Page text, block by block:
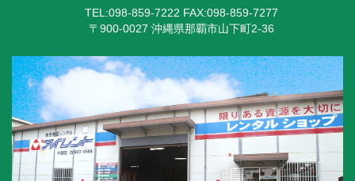
TEL:098-859-7222 FAX:098-859-7277
〒900-0027 沖縄県那覇市山下町2-36